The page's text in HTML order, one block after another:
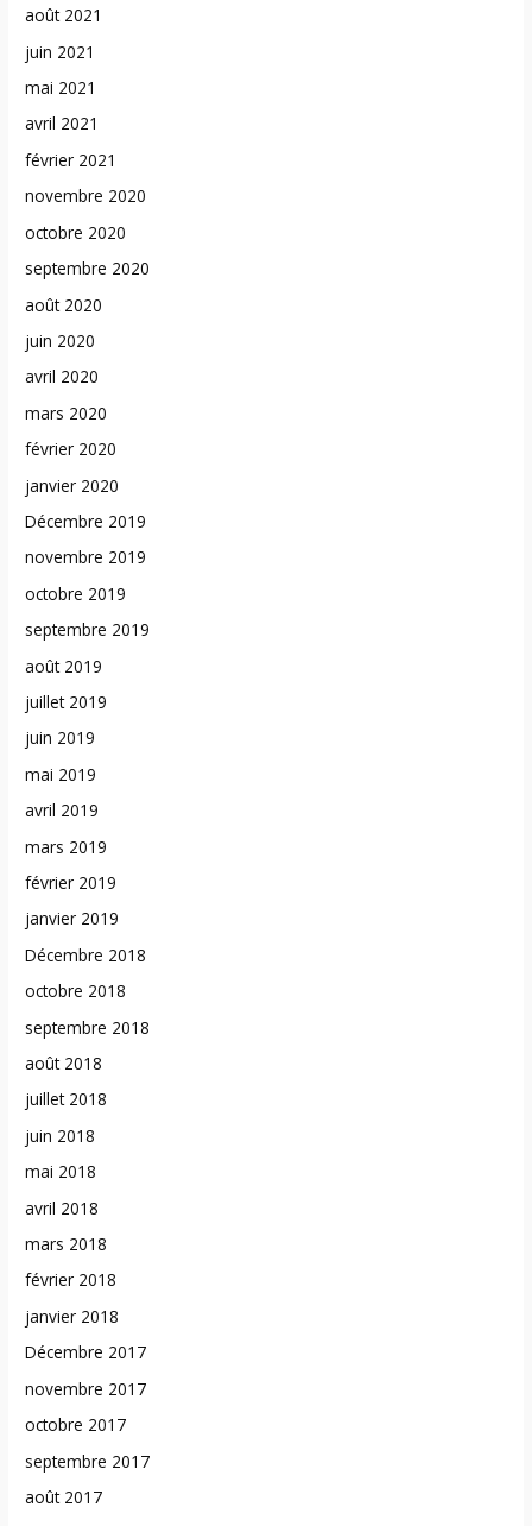
août 2021
juin 2021
mai 2021
avril 2021
février 2021
novembre 2020
octobre 2020
septembre 2020
août 2020
juin 2020
avril 2020
mars 2020
février 2020
janvier 2020
Décembre 2019
novembre 2019
octobre 2019
septembre 2019
août 2019
juillet 2019
juin 2019
mai 2019
avril 2019
mars 2019
février 2019
janvier 2019
Décembre 2018
octobre 2018
septembre 2018
août 2018
juillet 2018
juin 2018
mai 2018
avril 2018
mars 2018
février 2018
janvier 2018
Décembre 2017
novembre 2017
octobre 2017
septembre 2017
août 2017